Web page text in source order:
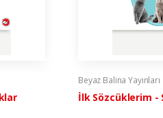
Beyaz Balina Yayınları
İlk Sözcüklerim -